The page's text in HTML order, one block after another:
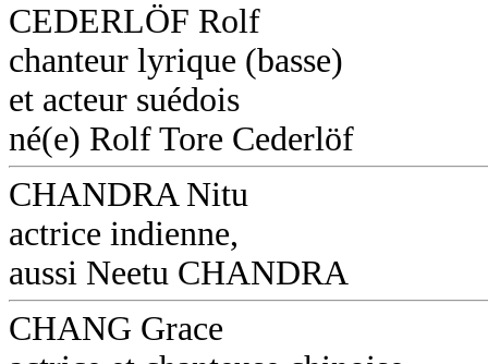
CEDERLÖF Rolf
chanteur lyrique (basse)
et acteur suédois
né(e) Rolf Tore Cederlöf
CHANDRA Nitu
actrice indienne,
aussi Neetu CHANDRA
CHANG Grace